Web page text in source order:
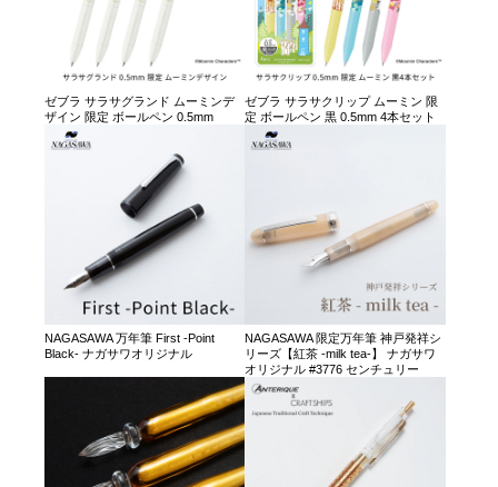
ゼブラ サラサグランド ムーミンデ
ザイン 限定 ボールペン 0.5mm
ゼブラ サラサクリップ ムーミン 限
定 ボールペン 黒 0.5mm 4本セット
NAGASAWA 万年筆 First -Point
Black- ナガサワオリジナル
NAGASAWA 限定万年筆 神戸発祥シ
リーズ【紅茶 -milk tea-】 ナガサワ
オリジナル #3776 センチュリー